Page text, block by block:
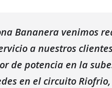
Bananera venimos
a nuestros
de potencia en la
en el circuito Riofrio,